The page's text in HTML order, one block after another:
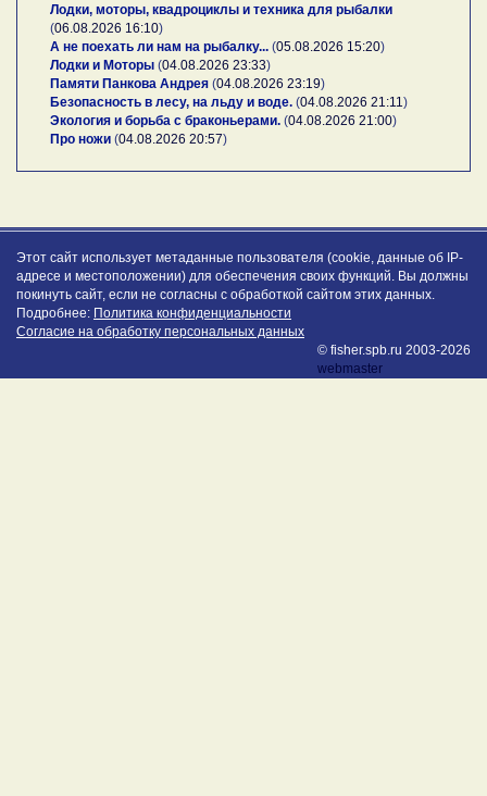
Лодки, моторы, квадроциклы и техника для рыбалки
(06.08.2026 16:10)
А не поехать ли нам на рыбалку... (05.08.2026 15:20)
Лодки и Моторы (04.08.2026 23:33)
Памяти Панкова Андрея (04.08.2026 23:19)
Безопасность в лесу, на льду и воде. (04.08.2026 21:11)
Экология и борьба с браконьерами. (04.08.2026 21:00)
Про ножи (04.08.2026 20:57)
Этот сайт использует метаданные пользователя (cookie, данные об IP-
адресе и местоположении) для обеспечения своих функций. Вы должны
покинуть сайт, если не согласны с обработкой сайтом этих данных.
Подробнее: Политика конфиденциальности
Согласие на обработку персональных данных
© fisher.spb.ru 2003-2026
webmaster